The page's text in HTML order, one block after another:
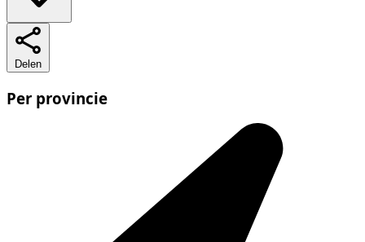
Delen
Per provincie